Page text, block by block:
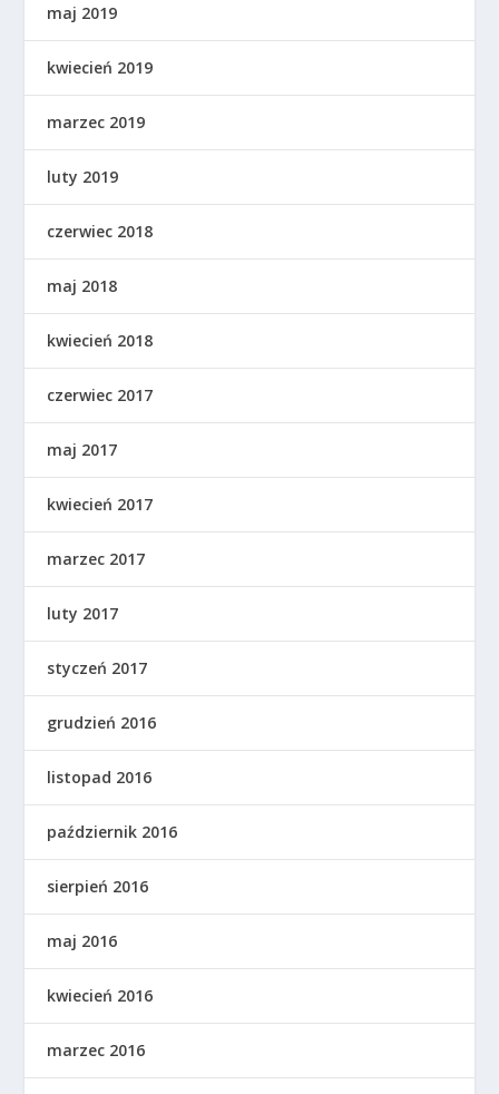
maj 2019
kwiecień 2019
marzec 2019
luty 2019
czerwiec 2018
maj 2018
kwiecień 2018
czerwiec 2017
maj 2017
kwiecień 2017
marzec 2017
luty 2017
styczeń 2017
grudzień 2016
listopad 2016
październik 2016
sierpień 2016
maj 2016
kwiecień 2016
marzec 2016